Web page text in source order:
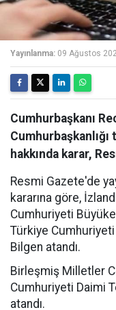
Yayınlanma: 09 Ağustos
Cumhurbaşkanı
Cumhurbaşkanlığı
hakkında karar,
Resmi Gazete'de
kararına göre,
Cumhuriyeti
Türkiye
Bilgen atandı.
Birleşmiş Milletler
Cumhuriyeti Daimi
atandı.